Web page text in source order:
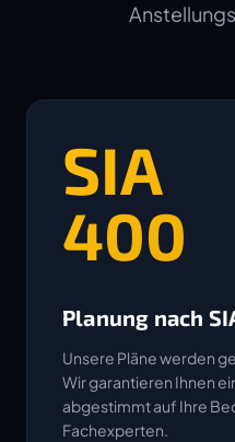
SIA
400
Planung nach
Unsere Pläne werden
Wir garantieren Ihnen
abgestimmt auf Ihre
Fachexperten.